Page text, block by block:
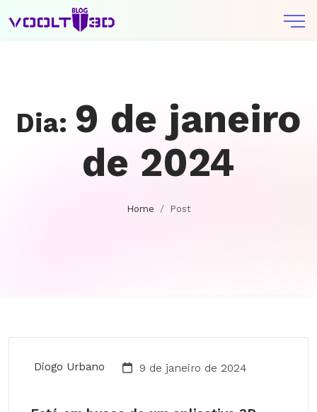
Dia: 9 de janeiro
de 2024
Home Post
Diogo Urbano 9 de janeiro de 2024